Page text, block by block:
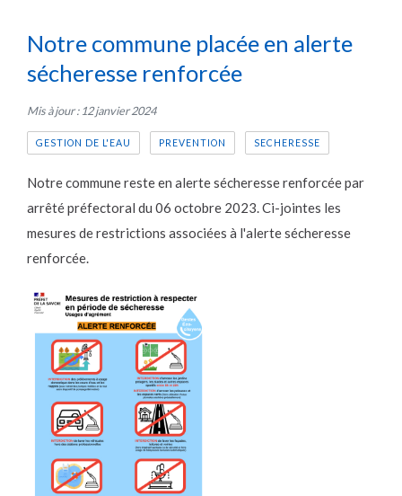
Notre commune placée en alerte
sécheresse renforcée
Mis à jour : 12 janvier 2024
GESTION DE L'EAU PREVENTION SECHERESSE
Notre commune reste en alerte sécheresserenforcéepar
arrêté préfectoral du 06 octobre 2023. Ci-jointes les
mesures de restrictions associées à l'alerte sécheresse
renforcée.